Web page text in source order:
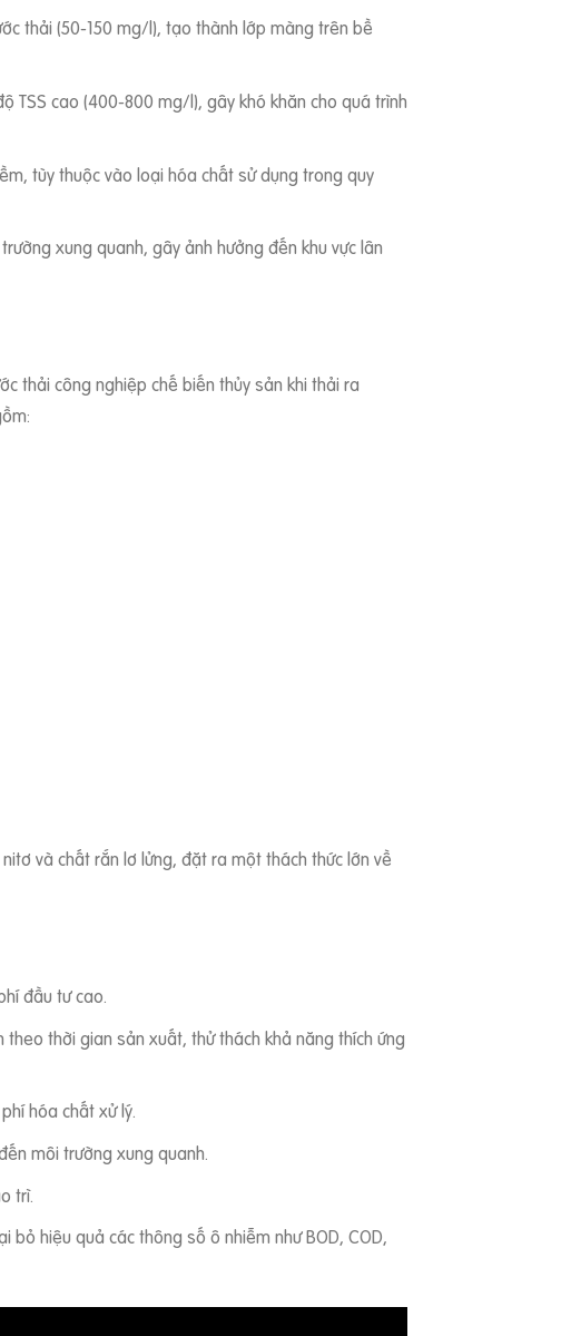
thải (50-150 mg/l), tạo thành lớp màng trên bề
TSS cao (400-800 mg/l), gây khó khăn cho quá trình
tùy thuộc vào loại hóa chất sử dụng trong quy
xung quanh, gây ảnh hưởng đến khu vực lân
thải công nghiệp chế biến thủy sản khi thải ra
và chất rắn lơ lửng, đặt ra một thách thức lớn về
đầu tư cao.
thời gian sản xuất, thử thách khả năng thích ứng
hóa chất xử lý.
môi trường xung quanh.
trì.
hiệu quả các thông số ô nhiễm như BOD, COD,